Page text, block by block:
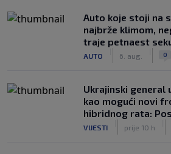
Auto koje stoji na
najbrže klimom,
traje petnaest
AUTO 6. aug. 0
Ukrajinski general
kao mogući novi
hibridnog rata:
VIJESTI prije 10 h